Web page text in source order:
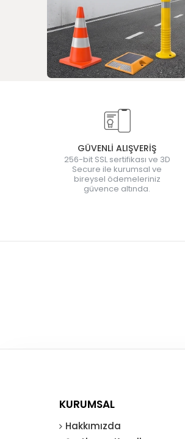
GÜVENLİ ALIŞVERİŞ
256-bit SSL sertifikası ve 3D
Secure ile kurumsal ve
bireysel ödemeleriniz
güvence altında.
KURUMSAL
Hakkımızda